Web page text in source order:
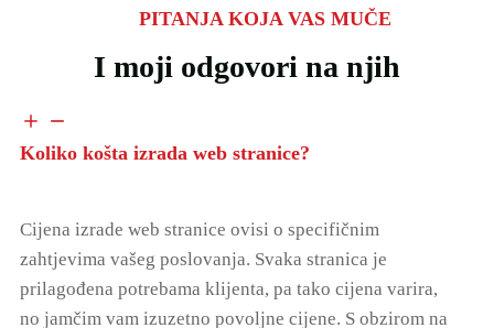
PITANJA KOJA VAS MUČE
I moji odgovori na njih
Koliko košta izrada web stranice?
Cijena izrade web stranice ovisi o specifičnim
zahtjevima vašeg poslovanja. Svaka stranica je
prilagođena potrebama klijenta, pa tako cijena varira,
no jamčim vam izuzetno povoljne cijene. S obzirom na